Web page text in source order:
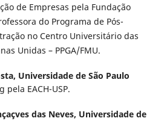
de Empresas pela Fundação
do Programa de Pós-
no Centro Universitário das
Unidas – PPGA/FMU.
Universidade de São Paulo
EACH-USP.
das Neves, Universidade de